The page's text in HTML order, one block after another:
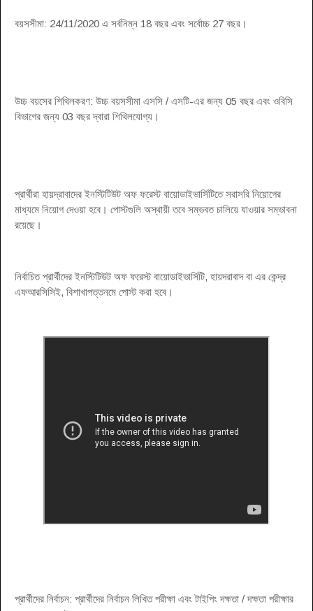
বয়সসীমা: 24/11/2020 এ সর্বনিম্ন 18 বছর এবং সর্বোচ্চ 27 বছর।
উচ্চ বয়সের শিথিলকরণ: উচ্চ বয়সসীমা এসসি / এসটি-এর জন্য 05 বছর এবং ওবিসি
বিভাগের জন্য 03 বছর দ্বারা শিথিলযোগ্য।
প্রার্থীরা হায়দ্রাবাদের ইনস্টিটিউট অফ ফরেস্ট বায়োডাইভার্সিটিতে সরাসরি নিয়োগের
মাধ্যমে নিয়োগ দেওয়া হবে। পোস্টগুলি অস্থায়ী তবে সম্ভবত চালিয়ে যাওয়ার সম্ভাবনা
রয়েছে।
নির্বাচিত প্রার্থীদের ইনস্টিটিউট অফ ফরেস্ট বায়োডাইভার্সিটি, হায়দরাবাদ বা এর কেন্দ্র
এফআরসিসিই, বিশাখাপত্তনমে পোস্ট করা হবে।
প্রার্থীদের নির্বাচন: প্রার্থীদের নির্বাচন লিখিত পরীক্ষা এবং টাইপিং দক্ষতা / দক্ষতা পরীক্ষার